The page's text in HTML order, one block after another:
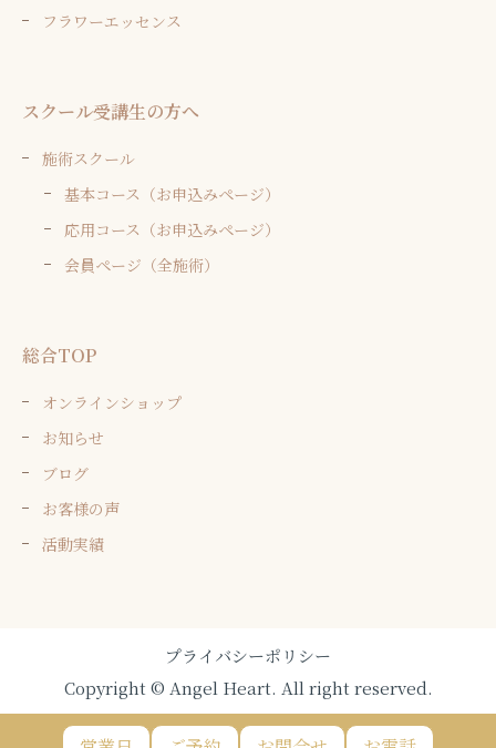
フラワーエッセンス
スクール受講生の方へ
施術スクール
基本コース（お申込みページ）
応用コース（お申込みページ）
会員ページ（全施術）
総合TOP
オンラインショップ
お知らせ
ブログ
お客様の声
活動実績
プライバシーポリシー
Copyright © Angel Heart. All right reserved.